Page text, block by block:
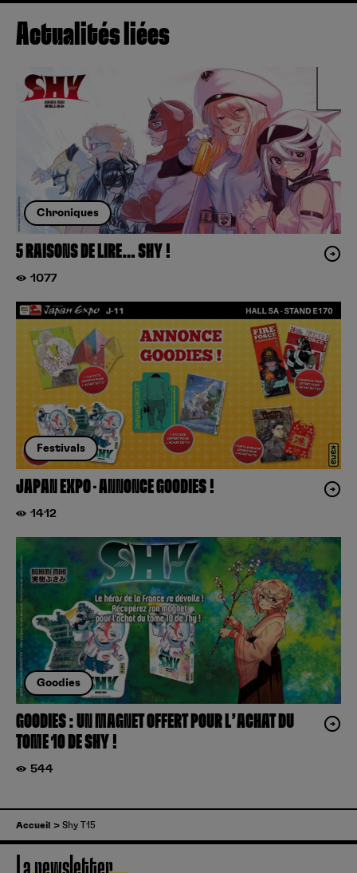
Actualités liées
Chroniques
5 RAISONS DE LIRE… SHY !
1077
Festivals
JAPAN EXPO – ANNONCE GOODIES !
1412
Goodies
GOODIES : UN MAGNET OFFERT POUR L’ACHAT DU
TOME 10 DE SHY !
544
Accueil Shy T15